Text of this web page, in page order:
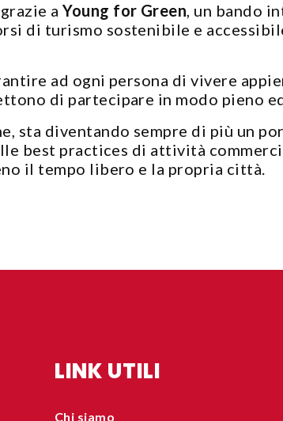
aYoung for Green, un bando
di turismo sostenibile e
ad ogni persona di vivere
di partecipare in modo pieno
sta diventando sempre di più un
best practices di attività
il tempo libero e la propria città.
LINK UTILI
Chi siamo